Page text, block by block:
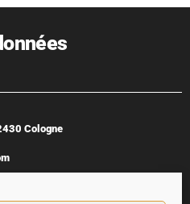
Cologne